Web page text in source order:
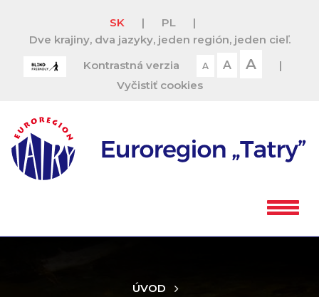
SK | PL
|
Dve krajiny, dva jazyky, jeden región, jeden cieľ.
Kontrastná verzia
A A A
|
Vyčistiť cookies
ÚVOD